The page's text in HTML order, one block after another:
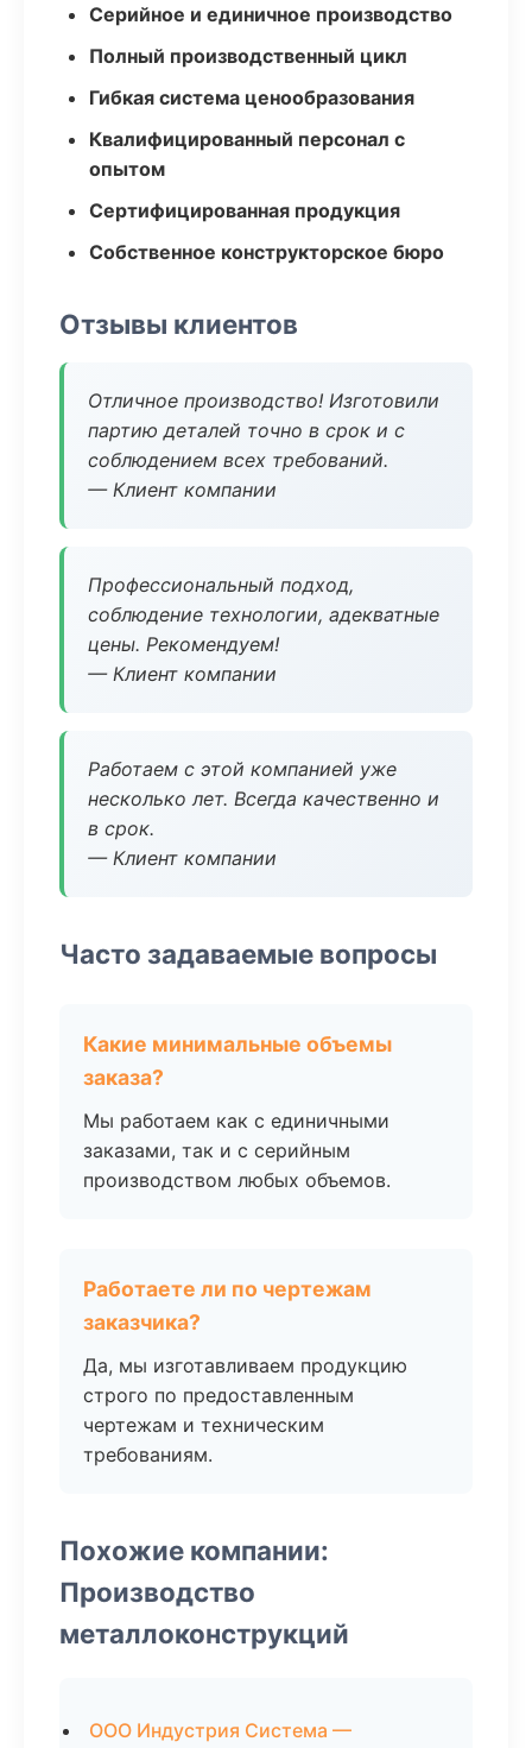
Серийное и единичное производство
Полный производственный цикл
Гибкая система ценообразования
Квалифицированный персонал с
опытом
Сертифицированная продукция
Собственное конструкторское бюро
Отзывы клиентов
Отличное производство! Изготовили
партию деталей точно в срок и с
соблюдением всех требований.
— Клиент компании
Профессиональный подход,
соблюдение технологии, адекватные
цены. Рекомендуем!
— Клиент компании
Работаем с этой компанией уже
несколько лет. Всегда качественно и
в срок.
— Клиент компании
Часто задаваемые вопросы
Какие минимальные объемы
заказа?
Мы работаем как с единичными
заказами, так и с серийным
производством любых объемов.
Работаете ли по чертежам
заказчика?
Да, мы изготавливаем продукцию
строго по предоставленным
чертежам и техническим
требованиям.
Похожие компании:
Производство
металлоконструкций
ООО Индустрия Система —